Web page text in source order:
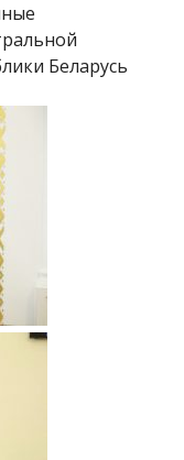
Беларусь